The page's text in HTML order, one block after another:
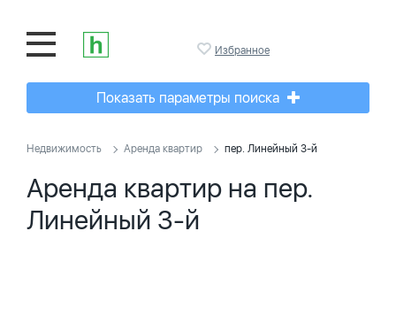
Избранное
Показать параметры поиска
Недвижимость Аренда квартир пер. Линейный 3-й
Аренда квартир на пер.
Линейный 3-й